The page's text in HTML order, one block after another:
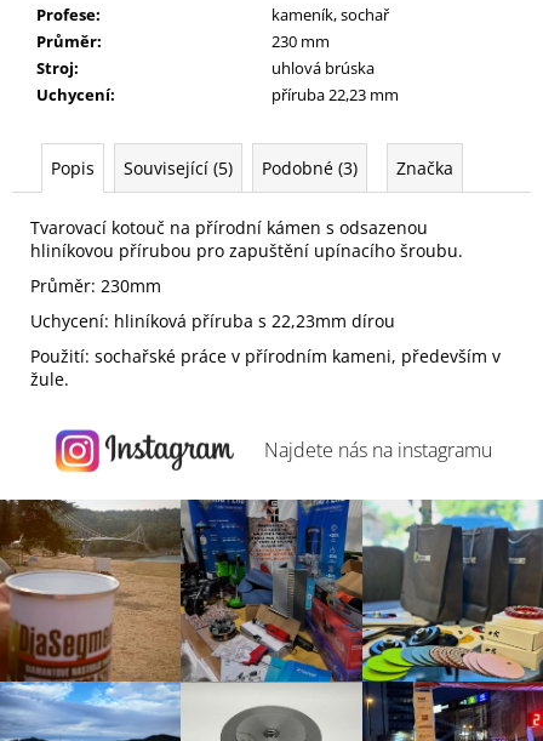
Profese:
kameník, sochař
Průměr:
230 mm
Stroj:
uhlová brúska
Uchycení: příruba 22,23 mm
Popis Související (5) Podobné (3) Značka
Tvarovací kotouč na přírodní kámen s odsazenou
hliníkovou přírubou pro zapuštění upínacího šroubu.
Průměr: 230mm
Uchycení: hliníková příruba s 22,23mm dírou
Použití: sochařské práce v přírodním kameni, především v
žule.
Najdete nás na instagramu